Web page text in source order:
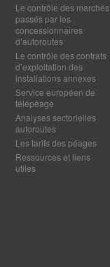
Le contrôle des marchés
passés par les
concessionnaires
d’autoroutes
Le contrôle des contrats
d’exploitation des
installations annexes
Service européen de
télépéage
Analyses sectorielles
autoroutes
Les tarifs des péages
Ressources et liens
utiles